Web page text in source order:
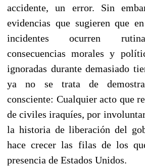
accidente, un error. Sin
evidencias que sugieren que
incidentes ocurren
consecuencias morales y
ignoradas durante demasiado
ya no se trata de
consciente: Cualquier acto que
de civiles iraquíes, por
la historia de liberación del
hace crecer las filas de los
presencia de Estados Unidos.